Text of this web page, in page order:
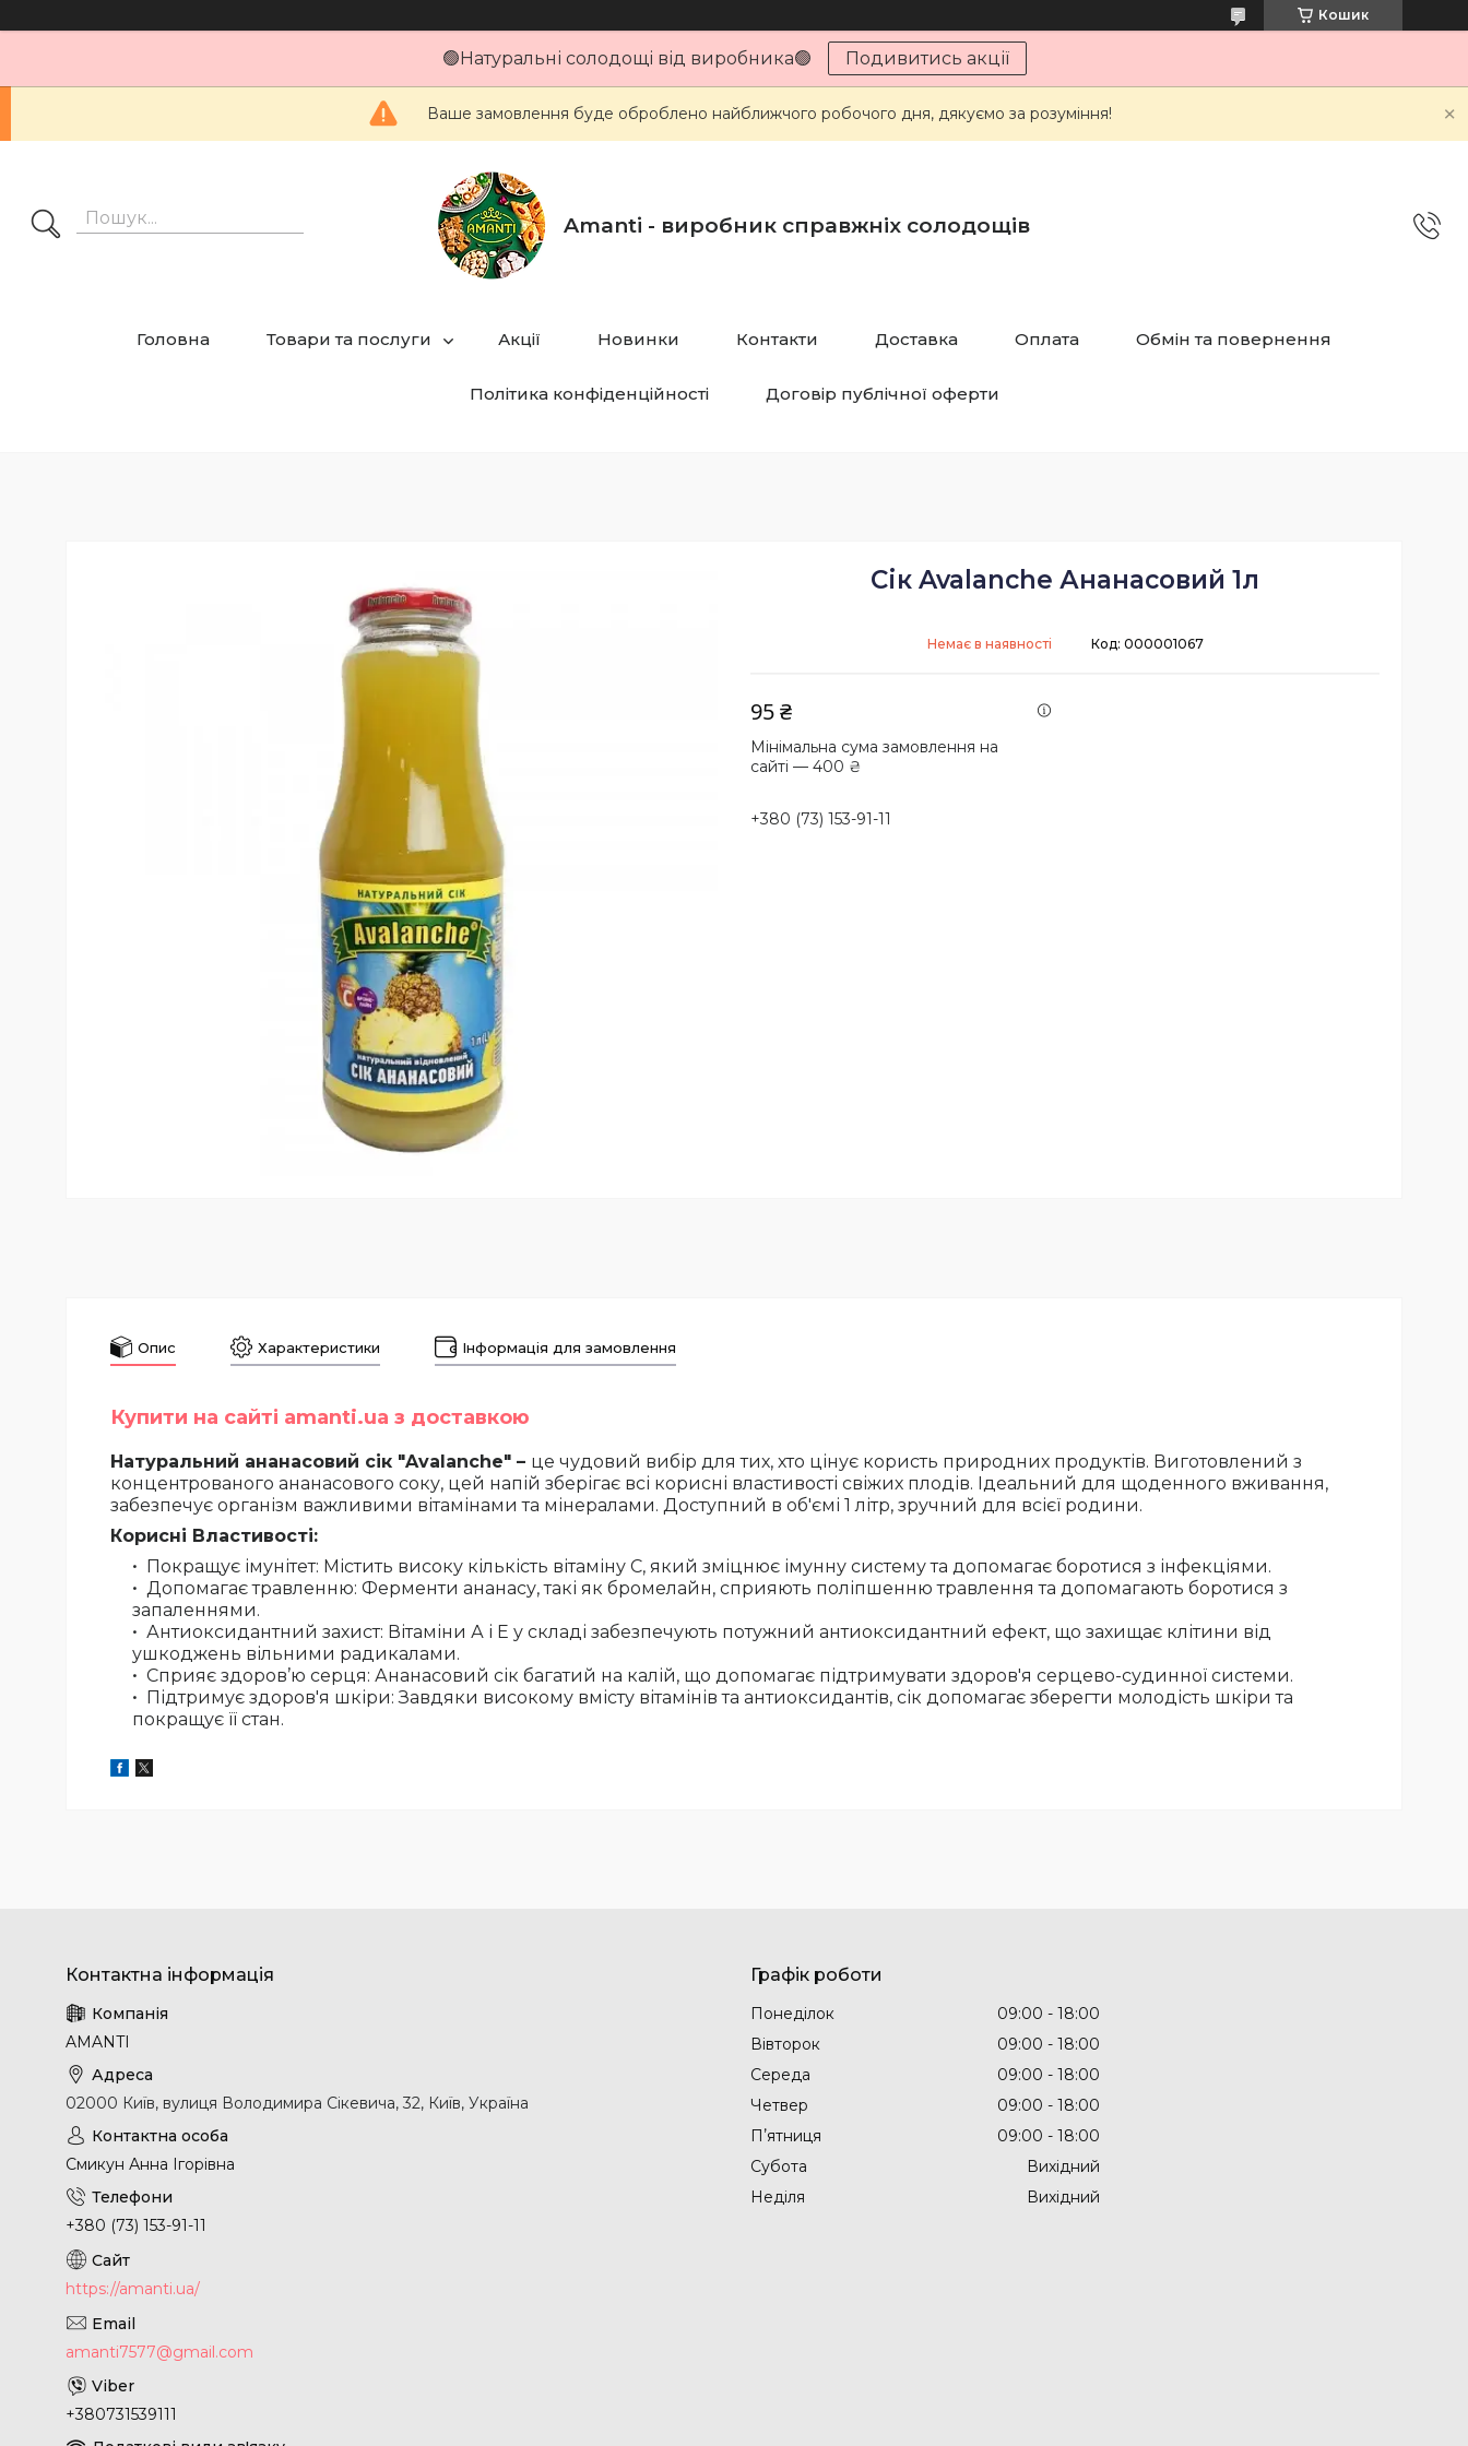
Кошик
🟢Натуральні солодощі від виробника🟢 Подивитись акції
Ваше замовлення буде оброблено найближчого робочого дня, дякуємо за розуміння!
Amanti - виробник справжніх солодощів
Головна Товари та послуги Акції Новинки Контакти Доставка Оплата Обмін та повернення
Політика конфіденційності Договір публічної оферти
Сік Avalanche Ананасовий 1л
Немає в наявності Код: 000001067
95 ₴
Мінімальна сума замовлення на
сайті — 400 ₴
+380 (73) 153-91-11
Опис Характеристики Інформація для замовлення
Купити на сайті amanti.ua з доставкою
Натуральний ананасовий сік "Avalanche" – це чудовий вибір для тих, хто цінує користь природних продуктів. Виготовлений з
концентрованого ананасового соку, цей напій зберігає всі корисні властивості свіжих плодів. Ідеальний для щоденного вживання,
забезпечує організм важливими вітамінами та мінералами. Доступний в об'ємі 1 літр, зручний для всієї родини.
Корисні Властивості:
Покращує імунітет: Містить високу кількість вітаміну С, який зміцнює імунну систему та допомагає боротися з інфекціями.
Допомагає травленню: Ферменти ананасу, такі як бромелайн, сприяють поліпшенню травлення та допомагають боротися з
запаленнями.
Антиоксидантний захист: Вітаміни А і Е у складі забезпечують потужний антиоксидантний ефект, що захищає клітини від
ушкоджень вільними радикалами.
Сприяє здоров’ю серця: Ананасовий сік багатий на калій, що допомагає підтримувати здоров'я серцево-судинної системи.
Підтримує здоров'я шкіри: Завдяки високому вмісту вітамінів та антиоксидантів, сік допомагає зберегти молодість шкіри та
покращує її стан.
AMANTI
02000 Київ, вулиця Володимира Сікевича, 32, Київ, Україна
Смикун Анна Ігорівна
+380 (73) 153-91-11
https://amanti.ua/
amanti7577@gmail.com
+380731539111
Графік роботи
Понеділок 09:00
18:00
Вівторок
09:00
18:00
Середа
09:00
18:00
Четвер
09:00
18:00
Пʼятниця
09:00
18:00
Субота
Вихідний
Неділя
Вихідний